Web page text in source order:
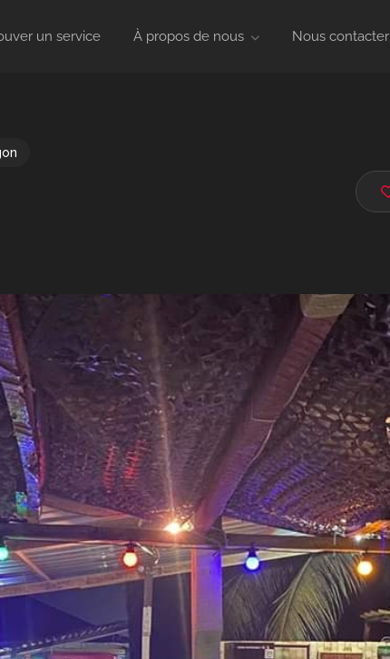
un service À propos de nous Nous contacter